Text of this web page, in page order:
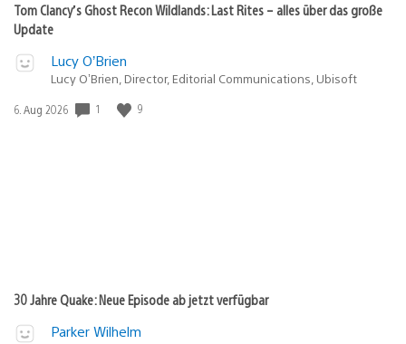
Tom Clancy’s Ghost Recon Wildlands: Last Rites – alles über das große
Update
Lucy O’Brien
Lucy O’Brien, Director, Editorial Communications, Ubisoft
Veröffentlichungsdatum:
6. Aug 2026 1 9
30 Jahre Quake: Neue Episode ab jetzt verfügbar
Parker Wilhelm